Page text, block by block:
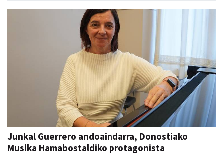
Junkal Guerrero andoaindarra, Donostiako
Musika Hamabostaldiko protagonista